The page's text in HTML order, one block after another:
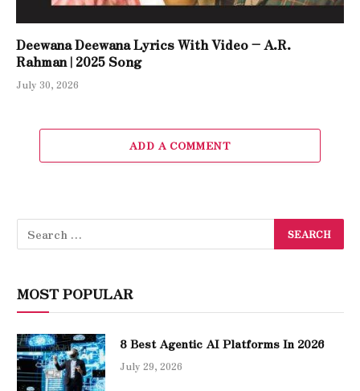
Deewana Deewana Lyrics With Video – A.R.
Rahman | 2025 Song
July 30, 2026
ADD A COMMENT
MOST POPULAR
8 Best Agentic AI Platforms In 2026
July 29, 2026